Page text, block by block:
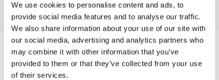
We use cookies to personalise content and ads, to
provide social media features and to analyse our traffic.
We also share information about your use of our site with
our social media, advertising and analytics partners who
may combine it with other information that you’ve
provided to them or that they’ve collected from your use
of their services.
Дивитися більше
ВАМ ТАКОЖ МОЖЕ СПОДОБАТИСЯ
Рульова рейка з ГПК